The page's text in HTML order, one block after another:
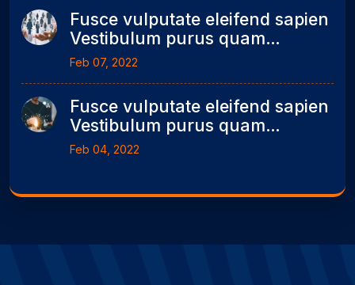
Fusce vulputate eleifend sapien
Vestibulum purus quam
scelerisque mollis seonummy
metus.
Feb 07, 2022
Fusce vulputate eleifend sapien
Vestibulum purus quam
scelerisque mollis seonummy
metus..
Feb 04, 2022